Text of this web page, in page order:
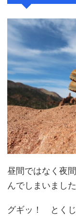
昼間ではなく夜
んでしまいました
グギッ！ とくじ